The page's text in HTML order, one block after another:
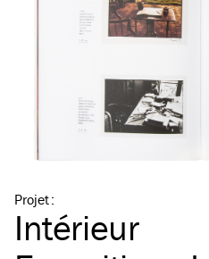
Projet:
Intérieur